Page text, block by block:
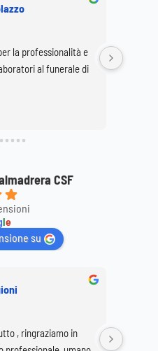
la professionalità e
al funerale di
CSF
le
su
, ringraziamo in